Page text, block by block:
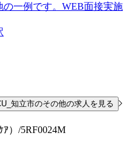
一例です。WEB面接実施
知立市のその他の求人を見る
）/5RF0024M